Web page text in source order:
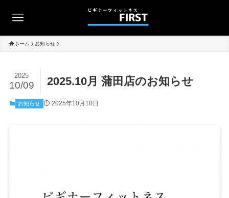
ホーム お知らせ
2025.10月 蒲田店のお知らせ
2025
10/09
お知らせ 2025年10月10日